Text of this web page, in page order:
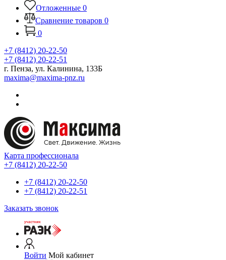
Отложенные 0
Сравнение товаров 0
0
+7 (8412) 20-22-50
+7 (8412) 20-22-51
г. Пенза, ул. Калинина, 133Б
maxima@maxima-pnz.ru
Карта профессионала
+7 (8412) 20-22-50
+7 (8412) 20-22-50
+7 (8412) 20-22-51
Заказать звонок
Войти Мой кабинет